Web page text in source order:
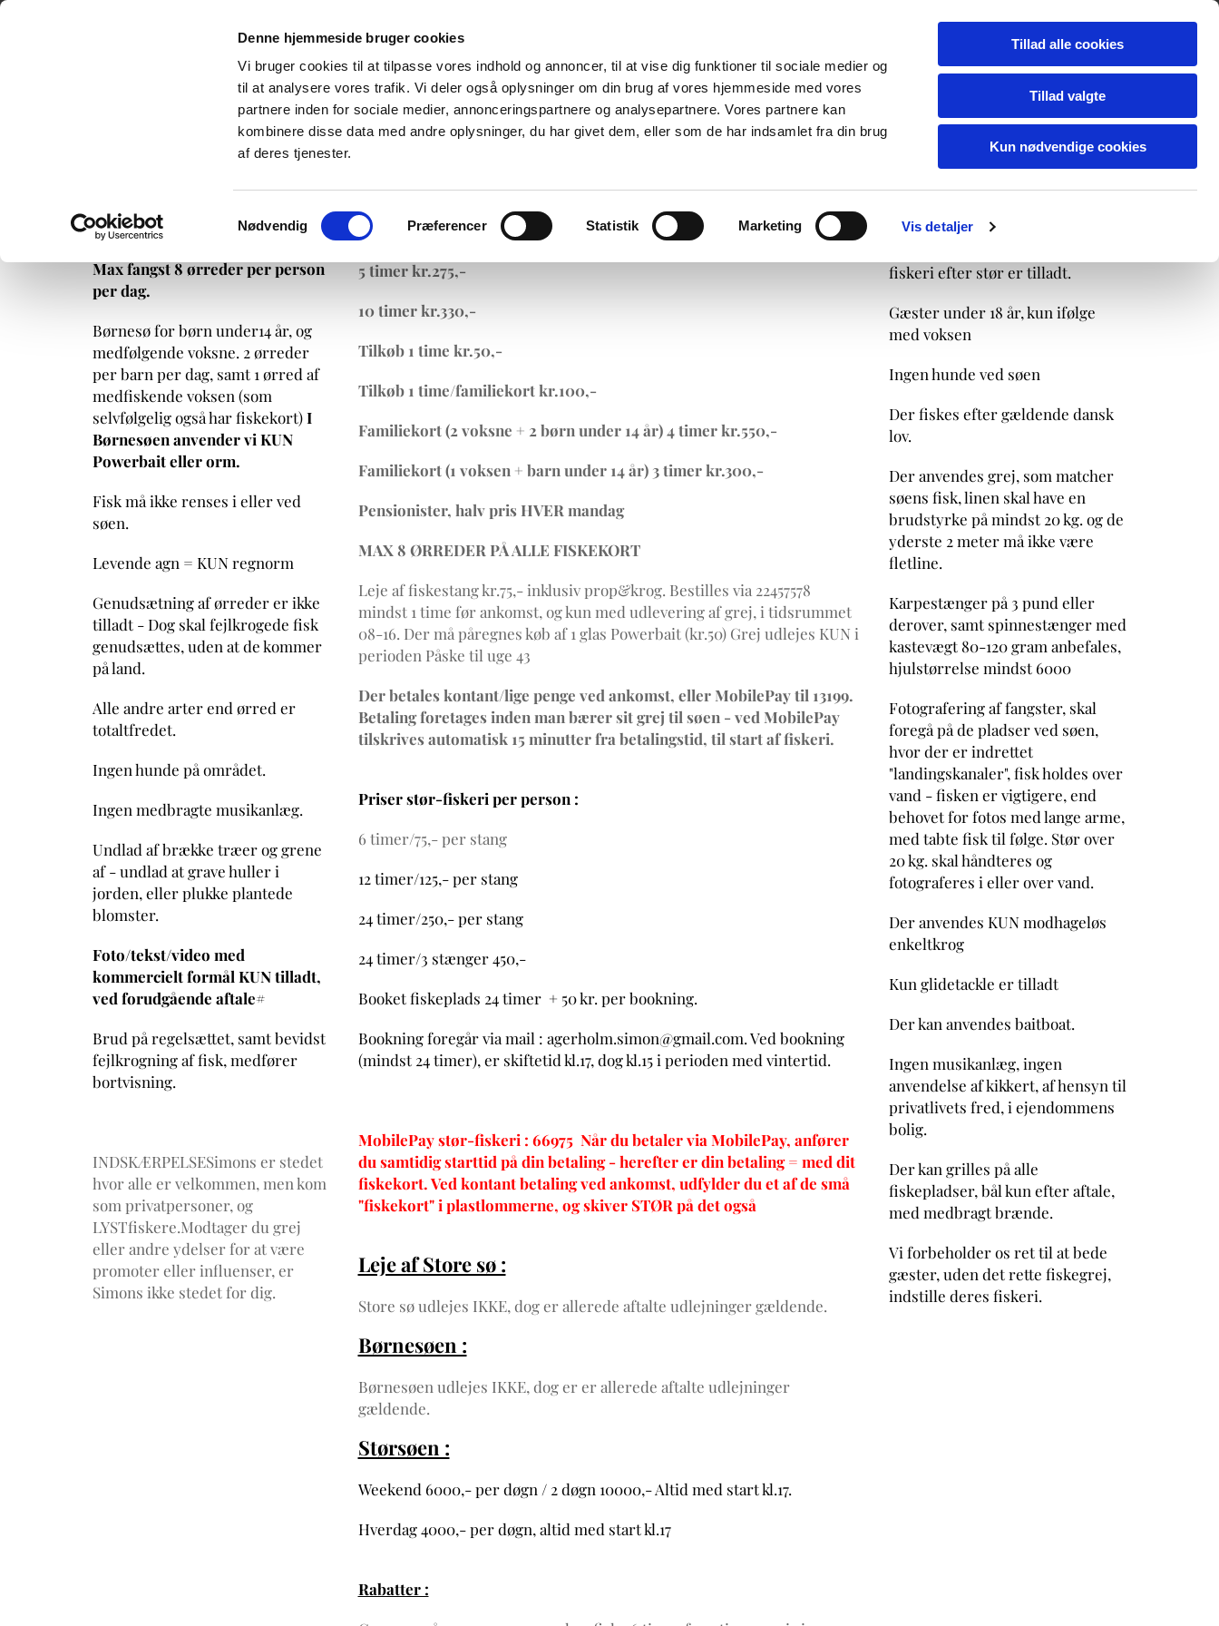
Denne hjemmeside bruger cookies
Vi bruger cookies til at tilpasse vores indhold og annoncer, til at vise dig funktioner til sociale medier og
til at analysere vores trafik. Vi deler også oplysninger om din brug af vores hjemmeside med vores
partnere inden for sociale medier, annonceringspartnere og analysepartnere. Vores partnere kan
kombinere disse data med andre oplysninger, du har givet dem, eller som de har indsamlet fra din brug
af deres tjenester.
Nødvendig Præferencer Statistik Marketing Vis detaljer
Tillad alle cookies
Tillad valgte
Kun nødvendige cookies
Simons Put and Take Rekorder Priser & regler
Søllerød Fiskepark
1 stang med 1 agn per person.
Max fangst 8 ørreder per person
per dag.
Børnesø for børn under14 år, og
medfølgende voksne. 2 ørreder
per barn per dag, samt 1 ørred af
medfiskende voksen (som
selvfølgelig også har fiskekort)I
Børnesøen anvender vi KUN
Powerbait eller orm.
Fisk må ikke renses i eller ved
søen.
Levende agn = KUN regnorm
Genudsætning af ørreder er ikke
tilladt - Dog skal fejlkrogede fisk
genudsættes, uden at de kommer
på land.
Alle andre arter end ørred er
totaltfredet.
Ingen hunde på området.
Ingen medbragte musikanlæg.
Undlad af brække træer og grene
af - undlad at grave huller i
jorden, eller plukke plantede
blomster.
Foto/tekst/video med
kommercielt formål KUN tilladt,
ved forudgående aftale#
Brud på regelsættet, samt bevidst
fejlkrogning af fisk, medfører
bortvisning.
INDSKÆRPELSESimons er stedet
hvor alle er velkommen, men kom
som privatpersoner, og
LYSTfiskere.Modtager du grej
eller andre ydelser for at være
promoter eller influenser, er
Simons ikke stedet for dig.
Priser ørredfiskeri :
3 timer kr.220,-
5 timer kr.275,-
10 timer kr.330,-
Tilkøb 1 time kr.50,-
Tilkøb 1 time/familiekort kr.100,-
Familiekort (2 voksne + 2 børn under 14 år) 4 timer kr.550,-
Familiekort (1 voksen + barn under 14 år) 3 timer kr.300,-
Pensionister, halv pris HVER mandag
MAX 8 ØRREDER PÅ ALLE FISKEKORT
Leje af fiskestang kr.75,- inklusiv prop&krog. Bestilles via 22457578
mindst 1 time før ankomst, og kun med udlevering af grej, i tidsrummet
08-16. Der må påregnes køb af 1 glas Powerbait (kr.50) Grej udlejes KUN i
perioden Påske til uge 43
Der betales kontant/lige penge ved ankomst, eller MobilePay til 13199.
Betaling foretages inden man bærer sit grej til søen - ved MobilePay
tilskrives automatisk 15 minutter fra betalingstid, til start af fiskeri.
Priser stør-fiskeri per person :
6 timer/75,- per stang
12 timer/125,- per stang
24 timer/250,- per stang
24 timer/3 stænger 450,-
Booket fiskeplads 24 timer + 50 kr. per bookning.
Bookning foregår via mail : agerholm.simon@gmail.com. Ved bookning
(mindst 24 timer), er skiftetid kl.17, dog kl.15 i perioden med vintertid.
MobilePay stør-fiskeri : 66975 Når du betaler via MobilePay, anfører
du samtidig starttid på din betaling - herefter er din betaling = med dit
fiskekort. Ved kontant betaling ved ankomst, udfylder du et af de små
"fiskekort" i plastlommerne, og skiver STØR på det også
Leje af Store sø :
Store sø udlejes IKKE, dog er allerede aftalte udlejninger gældende.
Børnesøen :
Børnesøen udlejes IKKE, dog er er allerede aftalte udlejninger
gældende.
Størsøen :
Weekend 6000,- per døgn / 2 døgn 10000,- Altid med start kl.17.
Hverdag 4000,- per døgn, altid med start kl.17
Rabatter :
Regler/Stør-fiskeri
Alt fiskeri er catch&release, kun
fiskeri efter stør er tilladt.
Gæster under 18 år, kun ifølge
med voksen
Ingen hunde ved søen
Der fiskes efter gældende dansk
lov.
Der anvendes grej, som matcher
søens fisk, linen skal have en
brudstyrke på mindst 20 kg. og de
yderste 2 meter må ikke være
fletline.
Karpestænger på 3 pund eller
derover, samt spinnestænger med
kastevægt 80-120 gram anbefales,
hjulstørrelse mindst 6000
Fotografering af fangster, skal
foregå på de pladser ved søen,
hvor der er indrettet
"landingskanaler", fisk holdes over
vand - fisken er vigtigere, end
behovet for fotos med lange arme,
med tabte fisk til følge. Stør over
20 kg. skal håndteres og
fotograferes i eller over vand.
Der anvendes KUN modhageløs
enkeltkrog
Kun glidetackle er tilladt
Der kan anvendes baitboat.
Ingen musikanlæg, ingen
anvendelse af kikkert, af hensyn til
privatlivets fred, i ejendommens
bolig.
Der kan grilles på alle
fiskepladser, bål kun efter aftale,
med medbragt brænde.
Vi forbeholder os ret til at bede
gæster, uden det rette fiskegrej,
indstille deres fiskeri.